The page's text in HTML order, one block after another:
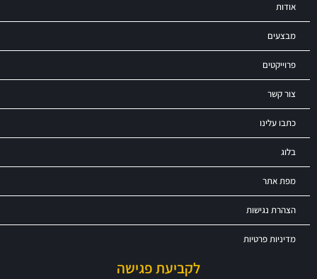
אודות
מבצעים
פרוייקטים
צור קשר
כתבו עלינו
בלוג
מפת אתר
הצהרת נגישות
מדיניות פרטיות
לקביעת פגישה